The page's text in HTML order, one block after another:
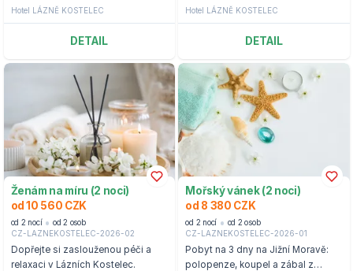
Hotel LÁZNĚ KOSTELEC
DETAIL
Kostelec.
Hotel LÁZNĚ KOSTELEC
DETAIL
Ženám na míru (2 noci)
od 10 560 CZK
od 2 nocí
od 2 osob
CZ-LAZNEKOSTELEC-2026-02
Dopřejte si zaslouženou péči a
relaxaci v Lázních Kostelec.
Mořský vánek (2 noci)
od 8 380 CZK
od 2 nocí
od 2 osob
CZ-LAZNEKOSTELEC-2026-01
Pobyt na 3 dny na Jižní Moravě:
polopenze, koupel a zábal z